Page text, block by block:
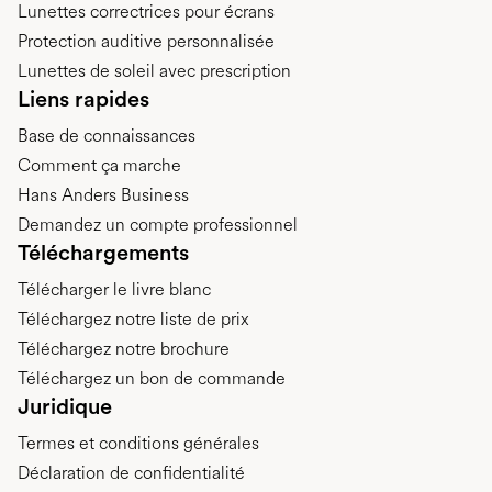
Lunettes correctrices pour écrans
Protection auditive personnalisée
Lunettes de soleil avec prescription
Liens rapides
Base de connaissances
Comment ça marche
Hans Anders Business
Demandez un compte professionnel
Téléchargements
Télécharger le livre blanc
Téléchargez notre liste de prix
Téléchargez notre brochure
Téléchargez un bon de commande
Juridique
Termes et conditions générales
Déclaration de confidentialité